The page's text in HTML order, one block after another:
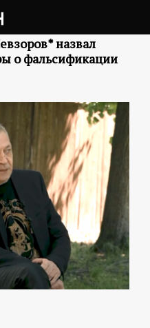
назвал
о фальсификации